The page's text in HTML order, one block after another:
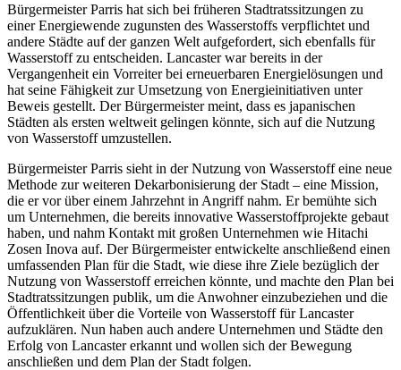
Bürgermeister Parris hat sich bei früheren Stadtratssitzungen zu
einer Energiewende zugunsten des Wasserstoffs verpflichtet und
andere Städte auf der ganzen Welt aufgefordert, sich ebenfalls für
Wasserstoff zu entscheiden. Lancaster war bereits in der
Vergangenheit ein Vorreiter bei erneuerbaren Energielösungen und
hat seine Fähigkeit zur Umsetzung von Energieinitiativen unter
Beweis gestellt. Der Bürgermeister meint, dass es japanischen
Städten als ersten weltweit gelingen könnte, sich auf die Nutzung
von Wasserstoff umzustellen.
Bürgermeister Parris sieht in der Nutzung von Wasserstoff eine neue
Methode zur weiteren Dekarbonisierung der Stadt – eine Mission,
die er vor über einem Jahrzehnt in Angriff nahm. Er bemühte sich
um Unternehmen, die bereits innovative Wasserstoffprojekte gebaut
haben, und nahm Kontakt mit großen Unternehmen wie Hitachi
Zosen Inova auf. Der Bürgermeister entwickelte anschließend einen
umfassenden Plan für die Stadt, wie diese ihre Ziele bezüglich der
Nutzung von Wasserstoff erreichen könnte, und machte den Plan bei
Stadtratssitzungen publik, um die Anwohner einzubeziehen und die
Öffentlichkeit über die Vorteile von Wasserstoff für Lancaster
aufzuklären. Nun haben auch andere Unternehmen und Städte den
Erfolg von Lancaster erkannt und wollen sich der Bewegung
anschließen und dem Plan der Stadt folgen.